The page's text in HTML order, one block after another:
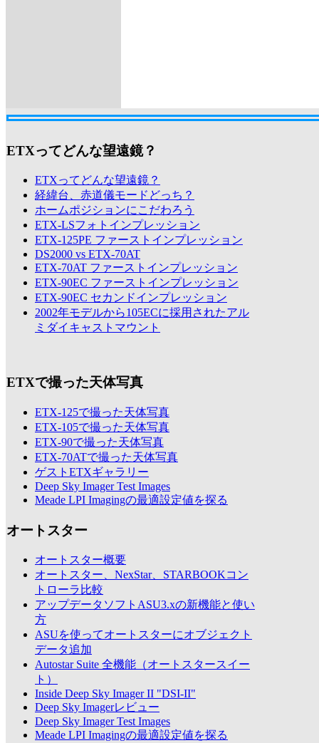
ETXってどんな望遠鏡？
ETXってどんな望遠鏡？
経緯台、赤道儀モードどっち？
ホームポジションにこだわろう
ETX-LSフォトインプレッション
ETX-125PE ファーストインプレッション
DS2000 vs ETX-70AT
ETX-70AT ファーストインプレッション
ETX-90EC ファーストインプレッション
ETX-90EC セカンドインプレッション
2002年モデルから105ECに採用されたアル
ミダイキャストマウント
ETXで撮った天体写真
ETX-125で撮った天体写真
ETX-105で撮った天体写真
ETX-90で撮った天体写真
ETX-70ATで撮った天体写真
ゲストETXギャラリー
Deep Sky Imager Test Images
Meade LPI Imagingの最適設定値を探る
オートスター
オートスター概要
オートスター、NexStar、STARBOOKコン
トローラ比較
アップデータソフトASU3.xの新機能と使い
方
ASUを使ってオートスターにオブジェクト
データ追加
Autostar Suite 全機能（オートスタースイー
ト）
Inside Deep Sky Imager II "DSI-II"
Deep Sky Imagerレビュー
Deep Sky Imager Test Images
Meade LPI Imagingの最適設定値を探る